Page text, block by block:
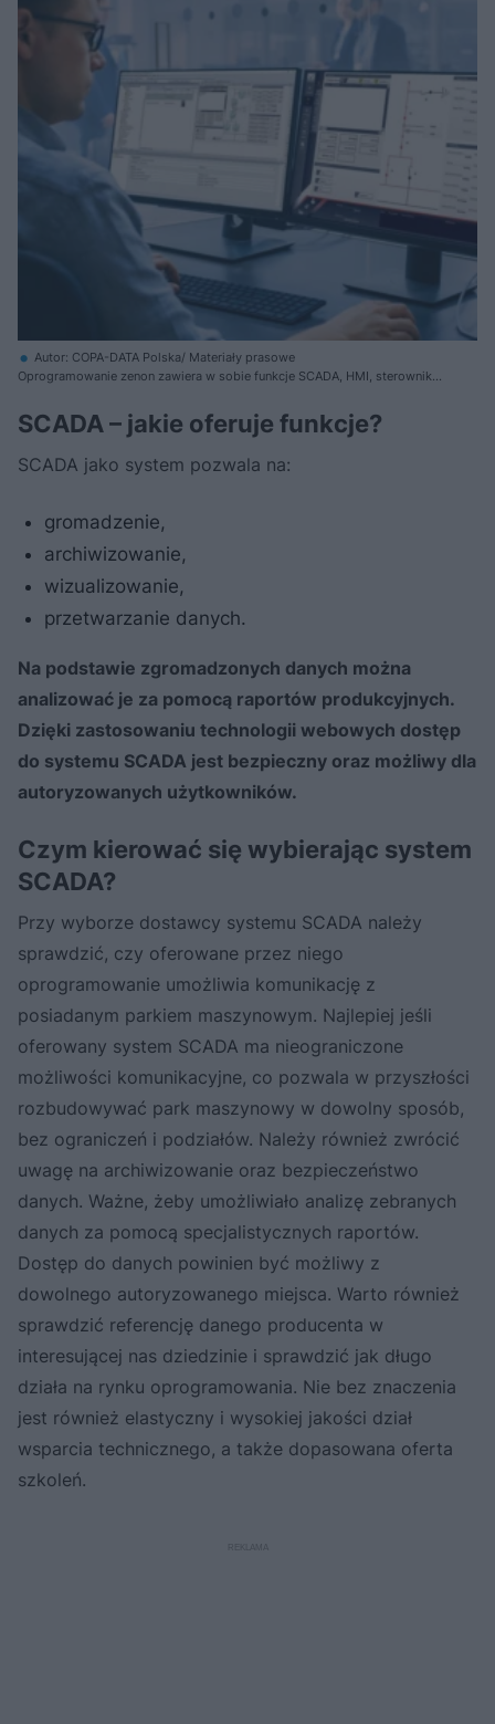
Autor: COPA-DATA Polska/ Materiały prasowe
Oprogramowanie zenon zawiera w sobie funkcje SCADA, HMI, sterowniki
w jednej zintegrowanej platformie.
SCADA – jakie oferuje funkcje?
SCADA jako system pozwala na:
gromadzenie,
archiwizowanie,
wizualizowanie,
przetwarzanie danych.
Na podstawie zgromadzonych danych można
analizować je za pomocą raportów produkcyjnych.
Dzięki zastosowaniu technologii webowych dostęp
do systemu SCADA jest bezpieczny oraz możliwy dla
autoryzowanych użytkowników.
Czym kierować się wybierając system
SCADA?
Przy wyborze dostawcy systemu SCADA należy
sprawdzić, czy oferowane przez niego
oprogramowanie umożliwia komunikację z
posiadanym parkiem maszynowym. Najlepiej jeśli
oferowany system SCADA ma nieograniczone
możliwości komunikacyjne, co pozwala w przyszłości
rozbudowywać park maszynowy w dowolny sposób,
bez ograniczeń i podziałów. Należy również zwrócić
uwagę na archiwizowanie oraz bezpieczeństwo
danych. Ważne, żeby umożliwiało analizę zebranych
danych za pomocą specjalistycznych raportów.
Dostęp do danych powinien być możliwy z
dowolnego autoryzowanego miejsca. Warto również
sprawdzić referencję danego producenta w
interesującej nas dziedzinie i sprawdzić jak długo
działa na rynku oprogramowania. Nie bez znaczenia
jest również elastyczny i wysokiej jakości dział
wsparcia technicznego, a także dopasowana oferta
szkoleń.